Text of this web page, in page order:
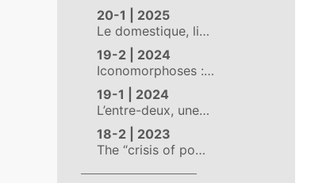
20-1 | 2025
Le domestique, li…
19-2 | 2024
Iconomorphoses :…
19-1 | 2024
L’entre-deux, une…
18-2 | 2023
The “crisis of po…